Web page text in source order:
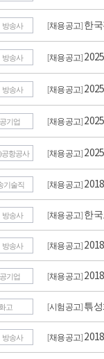
방송사 [채용공고] 한
방송사 [채용공고]
방송사 [채용공고]
기업 [채용공고]
공항공사 [채용공고]
기술직 [채용공고]
방송사 [채용공고] 한
방송사 [채용공고]
기업 [채용공고]
고 [시험공고] 튺
방송사 [채용공고]